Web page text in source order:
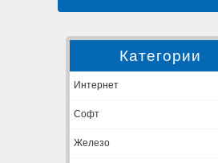
Категории
Интернет
Софт
Железо